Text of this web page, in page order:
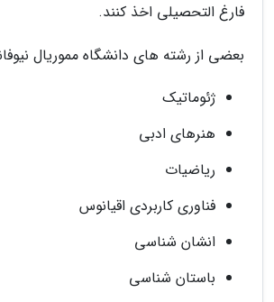
فارغ التحصیلی اخذ کنند.
بعضی از رشته های دانشگاه مموریال
ژئوماتیک
هنرهای ادبی
ریاضیات
فناوری کاربردی اقیانوس
انشان شناسی
باستان شناسی